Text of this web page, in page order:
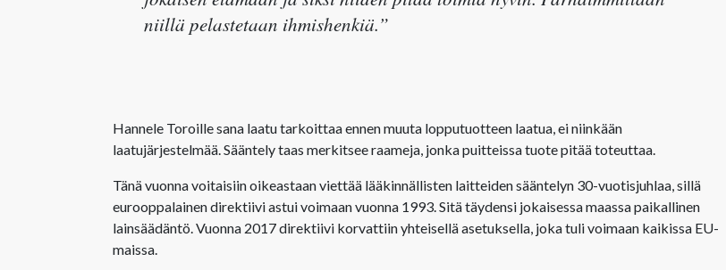
niillä pelastetaan ihmishenkiä.”
Hannele Toroille sana laatu tarkoittaa ennen muuta lopputuotteen laatua, ei niinkään
laatujärjestelmää. Sääntely taas merkitsee raameja, jonka puitteissa tuote pitää toteuttaa.
Tänä vuonna voitaisiin oikeastaan viettää lääkinnällisten laitteiden sääntelyn 30-vuotisjuhlaa, sillä
eurooppalainen direktiivi astui voimaan vuonna 1993. Sitä täydensi jokaisessa maassa paikallinen
lainsäädäntö. Vuonna 2017 direktiivi korvattiin yhteisellä asetuksella, joka tuli voimaan kaikissa EU-
maissa.